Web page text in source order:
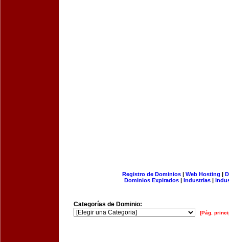
Registro de Dominios| Web Hosting |
Dominios Expirados | Industrias |
Categorías de Dominio:
[Pág.